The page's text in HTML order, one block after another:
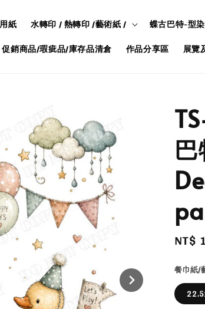
紙 水轉印 / 熱轉印 /藝術紙 / 蝶古巴特-型
促銷商品/瑕疵品/庫存品清倉 作品分享區 展覽
NT$
餐巾紙/